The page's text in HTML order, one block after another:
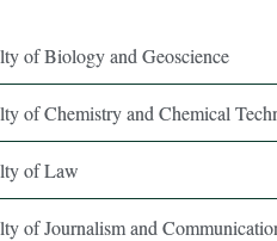
of Biology and Geoscience
of Chemistry and Chemical
of Law
of Journalism and